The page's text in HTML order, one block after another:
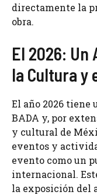
directamente la
obra.
El 2026: Un
la Cultura y
El año 2026
BADA y, por
y cultural de
eventos y
evento como un
internacional.
la exposición del